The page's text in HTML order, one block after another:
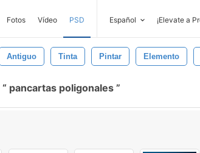
Fotos Vídeo PSD Español ¡Elevate a
Antiguo Tinta Pintar Elemento
pancartas poligonales